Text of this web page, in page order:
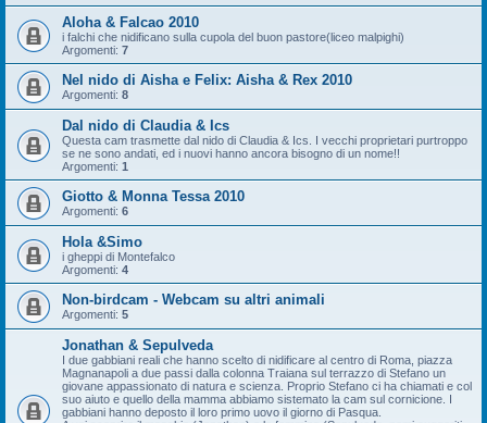
Aloha & Falcao 2010
i falchi che nidificano sulla cupola del buon pastore(liceo malpighi)
Argomenti: 7
Nel nido di Aisha e Felix: Aisha & Rex 2010
Argomenti: 8
Dal nido di Claudia & Ics
Questa cam trasmette dal nido di Claudia & Ics. I vecchi proprietari purtroppo
se ne sono andati, ed i nuovi hanno ancora bisogno di un nome!!
Argomenti: 1
Giotto & Monna Tessa 2010
Argomenti: 6
Hola &Simo
i gheppi di Montefalco
Argomenti: 4
Non-birdcam - Webcam su altri animali
Argomenti: 5
Jonathan & Sepulveda
I due gabbiani reali che hanno scelto di nidificare al centro di Roma, piazza
Magnanapoli a due passi dalla colonna Traiana sul terrazzo di Stefano un
giovane appassionato di natura e scienza. Proprio Stefano ci ha chiamati e col
suo aiuto e quello della mamma abbiamo sistemato la cam sul cornicione. I
gabbiani hanno deposto il loro primo uovo il giorno di Pasqua.